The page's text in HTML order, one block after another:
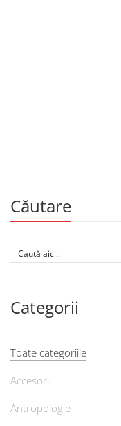
Căutare
Categorii
Toate categoriile
Accesorii
Antropologie